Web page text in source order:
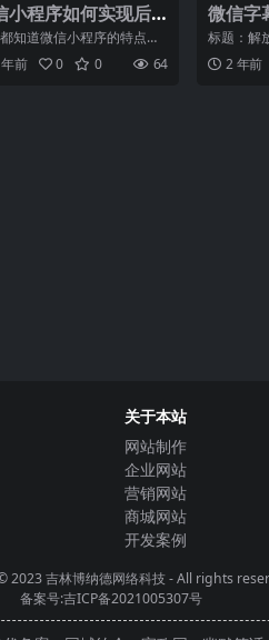
小程序如何实现后
行？
知道微信小程序的特点之
省去了下载和安装的烦
接在微信中打开即可使
前 0 0 64
微信字
标题：解
生成——
来，随着
2 年前
关于本站
网站制作
企业网站
营销网站
商城网站
开发案例
2023吉林博纳德网络科技- All rights
备案号:吉ICP备2021005307号